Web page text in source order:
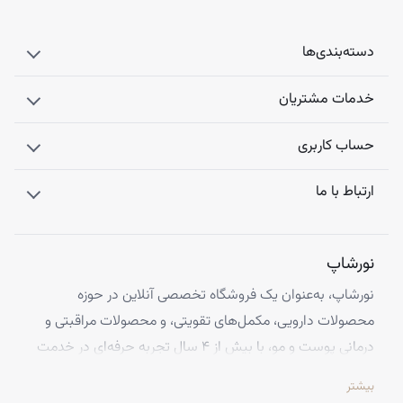
دسته‌بندی‌ها
خدمات مشتریان
حساب کاربری
ارتباط با ما
نورشاپ
نورشاپ، به‌عنوان یک فروشگاه تخصصی آنلاین در حوزه
محصولات دارویی، مکمل‌های تقویتی، و محصولات مراقبتی و
درمانی پوست و مو، با بیش از ۴ سال تجربه حرفه‌ای در خدمت
بیشتر